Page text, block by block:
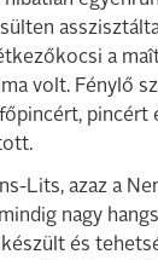
a
volt. Fénylő
pincért
Lits, azaz a
nagy
és